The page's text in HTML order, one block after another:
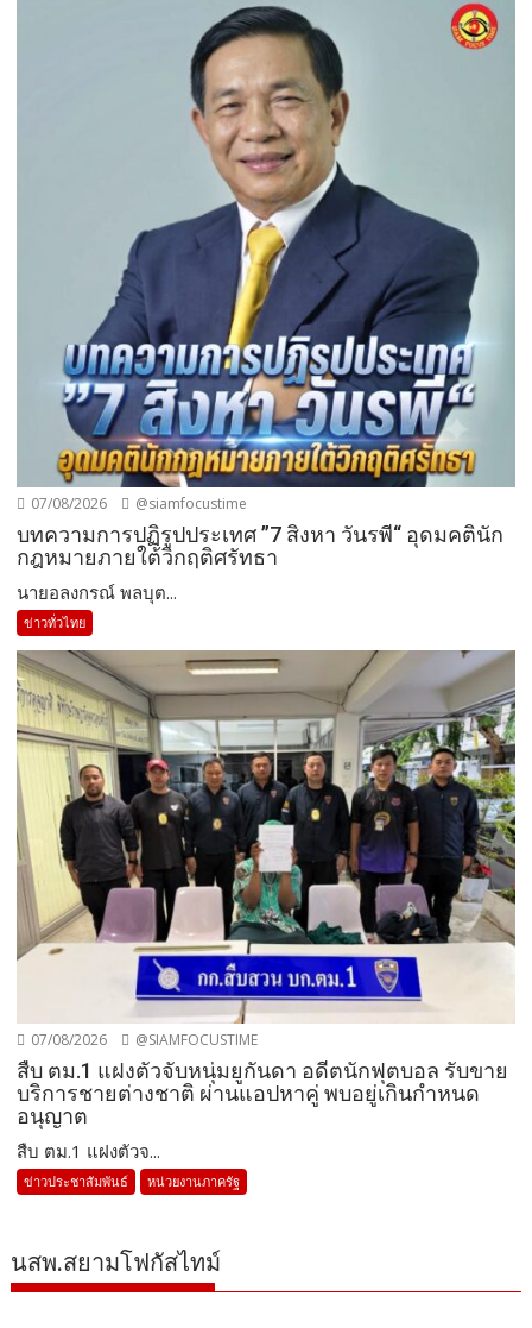
07/08/2026 @siamfocustime
บทความการปฏิรูปประเทศ ”7 สิงหา วันรพี“ อุดมคตินัก
กฎหมายภายใต้วิกฤติศรัทธา
นายอลงกรณ์ พลบุต...
ข่าวทั่วไทย
07/08/2026 @SIAMFOCUSTIME
สืบ ตม.1 แฝงตัวจับหนุ่มยูกันดา อดีตนักฟุตบอล รับขาย
บริการชายต่างชาติ ผ่านแอปหาคู่ พบอยู่เกินกำหนด
อนุญาต
สืบ ตม.1 แฝงตัวจ...
ข่าวประชาสัมพันธ์ หน่วยงานภาครัฐ
นสพ.สยามโฟกัสไทม์